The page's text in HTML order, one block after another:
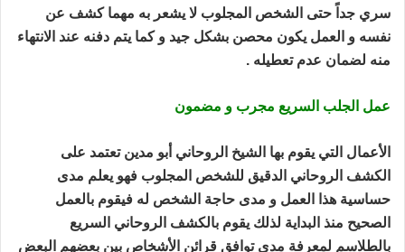
سري جداً حتى الشخص المجلوب لا يشعر به مهما كشف عن
نفسه و العمل يكون محصن بشكل جيد و كما يتم دفنه عند الانتهاء
منه لضمان عدم تعطيله .
عمل الجلب السريع مجرب و مضمون
الأعمال التي يقوم بها الشيخ الروحاني أبو مدين تعتمد على
الكشف الروحاني الدقيق للشخص المجلوب فهو يعلم مدى
حساسية هذا العمل و مدى حاجة الشخص له فيقوم بالعمل
الصحيح منذ البداية لذلك يقوم بالكشف الروحاني السريع
بالطلاسم لمعرفة مدى توافق قرائن الأشخاص بين بعضهم البعض